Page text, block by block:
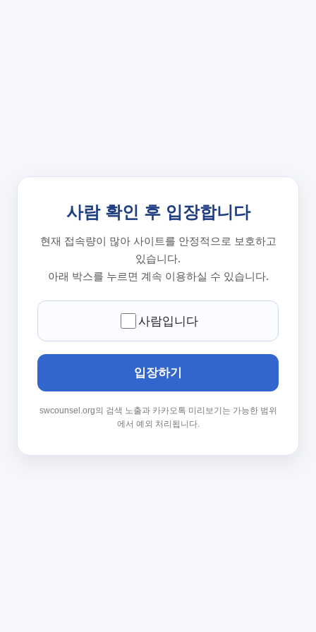
사람 확인 후 입장합니다
현재 접속량이 많아 사이트를 안정적으로 보호하고
있습니다.
아래 박스를 누르면 계속 이용하실 수 있습니다.
사람입니다
입장하기
swcounsel.org의 검색 노출과 카카오톡 미리보기는 가능한 범위
에서 예외 처리됩니다.